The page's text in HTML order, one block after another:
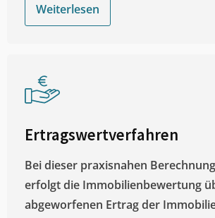
Weiterlesen
Ertragswertverfahren
Bei dieser praxisnahen
erfolgt die Immobilienbewertung
abgeworfenen Ertrag der